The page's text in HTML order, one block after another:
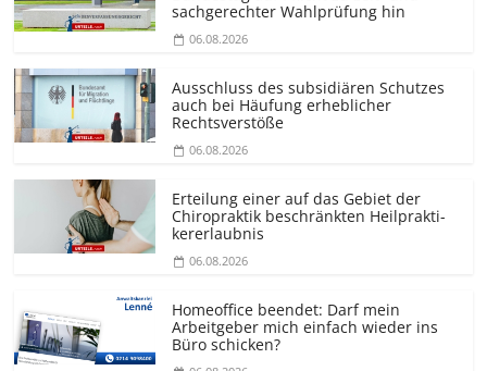
sachgerechter Wahlprüfung hin
06.08.2026
Ausschluss des subsidiären Schutzes
auch bei Häufung erheblicher
Rechtsverstöße
06.08.2026
Erteilung einer auf das Gebiet der
Chiropraktik beschränkten Heilprakti­
kererlaubnis
06.08.2026
Homeoffice beendet: Darf mein
Arbeitgeber mich einfach wieder ins
Büro schicken?